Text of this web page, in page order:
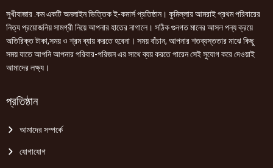
সুখীবাজার .কম একটি অনলাইন ভিত্তিক ই-কমার্স প্রতিষ্ঠান। কুমিল্লায় আমরাই প্রথম পরিবারের
নিত্য প্রয়োজনিয় সামগ্রী নিয়ে আপনার হাতের নাগালে। সঠিক গুনগত মানের আসল পন্য ক্রয়ে
অতিরিক্ত টাকা,সময় ও শ্রম ব্যায় করতে হবেনা। সময় বাঁচান, আপনার শতব্যস্ততার মাঝে কিছু
সময় যাতে আপনি আপনার পরিবার-পরিজন এর সাথে ব্যয় করতে পারেন সেই সুযোগ করে দেওয়াই
আমাদের লক্ষ্য।
প্রতিষ্ঠান
আমাদের সম্পর্কে
যোগাযোগ